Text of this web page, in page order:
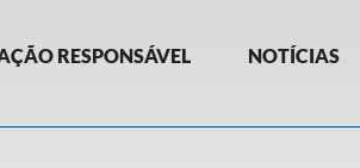
RESPONSÁVEL NOTÍCIAS